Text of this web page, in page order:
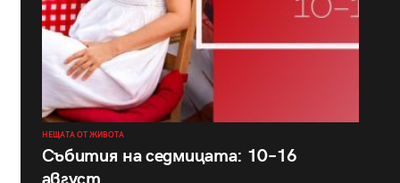
НЕЩАТА ОТ ЖИВОТА
Събития на седмицата: 10–16